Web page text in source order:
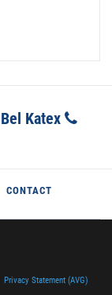
Bel Katex
CONTACT
Privacy Statement (AVG)